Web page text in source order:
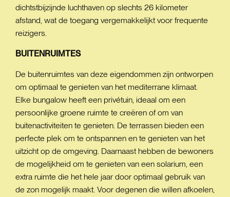
dichtstbijzijnde luchthaven op slechts 26 kilometer
afstand, wat de toegang vergemakkelijkt voor frequente
reizigers.
BUITENRUIMTES
De buitenruimtes van deze eigendommen zijn ontworpen
om optimaal te genieten van het mediterrane klimaat.
Elke bungalow heeft een privétuin, ideaal om een
persoonlijke groene ruimte te creëren of om van
buitenactiviteiten te genieten. De terrassen bieden een
perfecte plek om te ontspannen en te genieten van het
uitzicht op de omgeving. Daarnaast hebben de bewoners
de mogelijkheid om te genieten van een solarium, een
extra ruimte die het hele jaar door optimaal gebruik van
de zon mogelijk maakt. Voor degenen die willen afkoelen,